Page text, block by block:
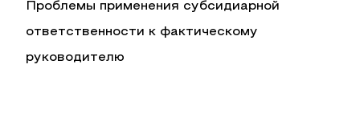
Проблемы применения субсидиарной
ответственности к фактическому
руководителю